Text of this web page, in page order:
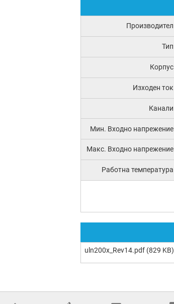
Производител
Тип
Корпус
Изходен ток
Канали
Мин. Входно напрежение
Макс. Входно напрежение
Работна температура
uln200x_Rev14.pdf (829 KB)